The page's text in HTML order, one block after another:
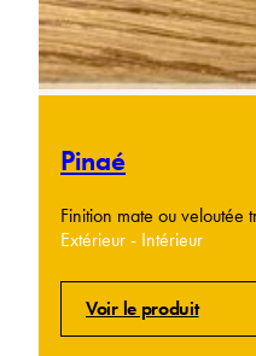
Pinaé
Finition mate ou veloutée
Extérieur - Intérieur
Voir le produit